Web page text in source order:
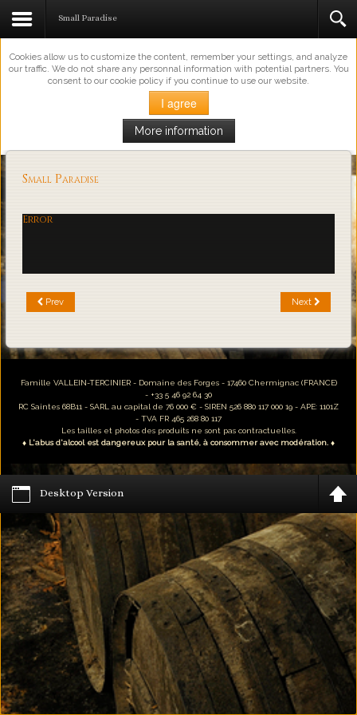
This Website Uses Cookies
Cookies allow us to customize the content, remember your settings, and analyze
our traffic. We do not share any personnal information with potential partners. You
consent to our cookie policy if you continue to use our website.
I agree
More information
Loading...
Small Paradise
Small Paradise
Error
Prev Next
Famille VALLEIN-TERCINIER - Domaine des Forges - 17460 Chermignac (FRANCE)
- +33 5 46 92 64 30
RC Saintes 68B11 - SARL au capital de 76 000 € - SIREN 526 880 117 000 19 - APE: 1101Z
- TVA FR 465 268 80 117
Les tailles et photos des produits ne sont pas contractuelles.
♦ L'abus d'alcool est dangereux pour la santé, à consommer avec modération. ♦
Desktop Version